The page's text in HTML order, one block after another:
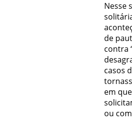
Nesse
de
contra
casos
em
ou